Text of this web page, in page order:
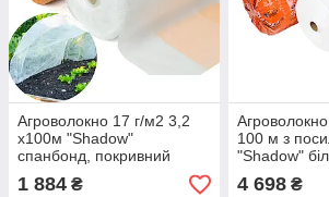
Агроволокно 17 г/м2 3,2
х100м "Shadow"
спанбонд, покривний
матеріал для городу
1 884 ₴
100 м з
"Shadow"
4 698₴